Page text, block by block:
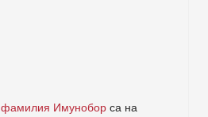
фамилия Имуноборса на